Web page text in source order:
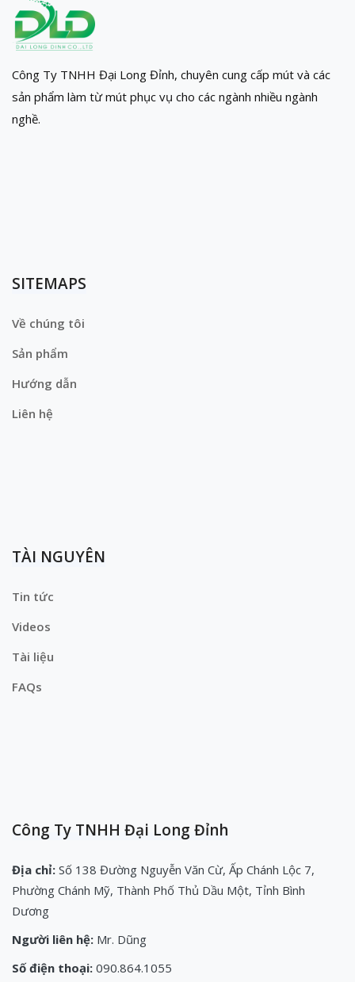
Công Ty TNHH Đại Long Đỉnh, chuyên cung cấp mút và các
sản phẩm làm từ mút phục vụ cho các ngành nhiều ngành
nghề.
SITEMAPS
Về chúng tôi
Sản phẩm
Hướng dẫn
Liên hệ
TÀI NGUYÊN
Tin tức
Videos
Tài liệu
FAQs
Công Ty TNHH Đại Long Đỉnh
Địa chỉ: Số 138 Đường Nguyễn Văn Cừ, Ấp Chánh Lộc 7,
Phường Chánh Mỹ, Thành Phố Thủ Dầu Một, Tỉnh Bình
Dương
Người liên hệ: Mr. Dũng
Số điện thoại: 090.864.1055